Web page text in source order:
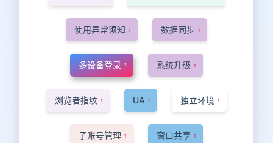
使用异常须知 1 数据同步 1
多设备登录 1 系统升级 1
浏览者指纹 1 UA 1 独立环境 1
子账号管理 1 窗口共享 1